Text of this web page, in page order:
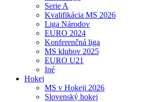
Serie A
Kvalifikácia MS 2026
Liga Národov
EURO 2024
Konferenčná liga
MS klubov 2025
EURO U21
Iné
Hokej
MS v Hokeji 2026
Slovenský hokej